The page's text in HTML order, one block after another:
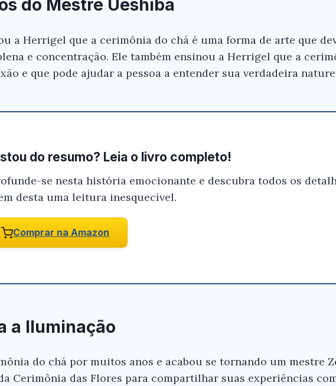
do Mestre Ueshiba
a Herrigel que a cerimônia do chá é uma forma de arte que
e concentração. Ele também ensinou a Herrigel que a
e que pode ajudar a pessoa a entender sua verdadeira
do resumo? Leia o livro completo!
se nesta história emocionante e descubra todos os
desta uma leitura inesquecível.
Comprar na Amazon
a Iluminação
do chá por muitos anos e acabou se tornando um mestre
Cerimônia das Flores para compartilhar suas experiências